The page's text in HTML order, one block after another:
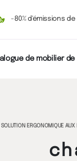
-80% d'émissions de
de mobilier de
ERGONOMIQUE AUX